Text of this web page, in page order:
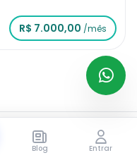
R$ 7.000,00 /mês
🔒 Reservar
Blog Entrar